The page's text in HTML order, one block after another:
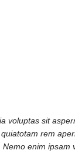
voluptas sit
rem
enim